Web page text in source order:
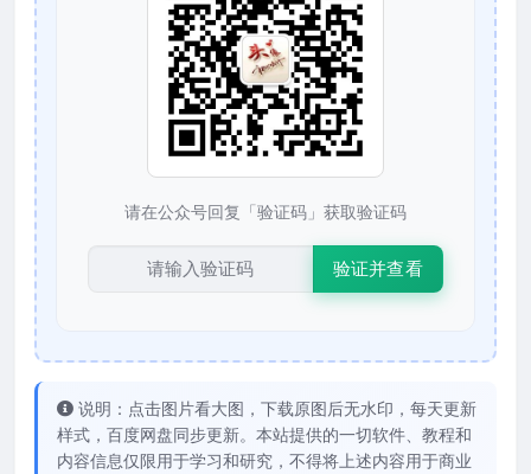
请在公众号回复「验证码」获取验证码
验证并查看
说明：点击图片看大图，下载原图后无水印，每天更新
样式，百度网盘同步更新。本站提供的一切软件、教程和
内容信息仅限用于学习和研究，不得将上述内容用于商业